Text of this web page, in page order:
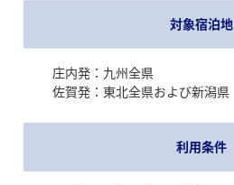
対象宿泊地
庄内発：九州全県
佐賀発：東北全県および新潟県
利用条件